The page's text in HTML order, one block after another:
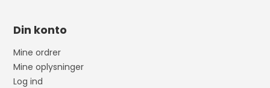
Din konto
Mine ordrer
Mine oplysninger
Log ind